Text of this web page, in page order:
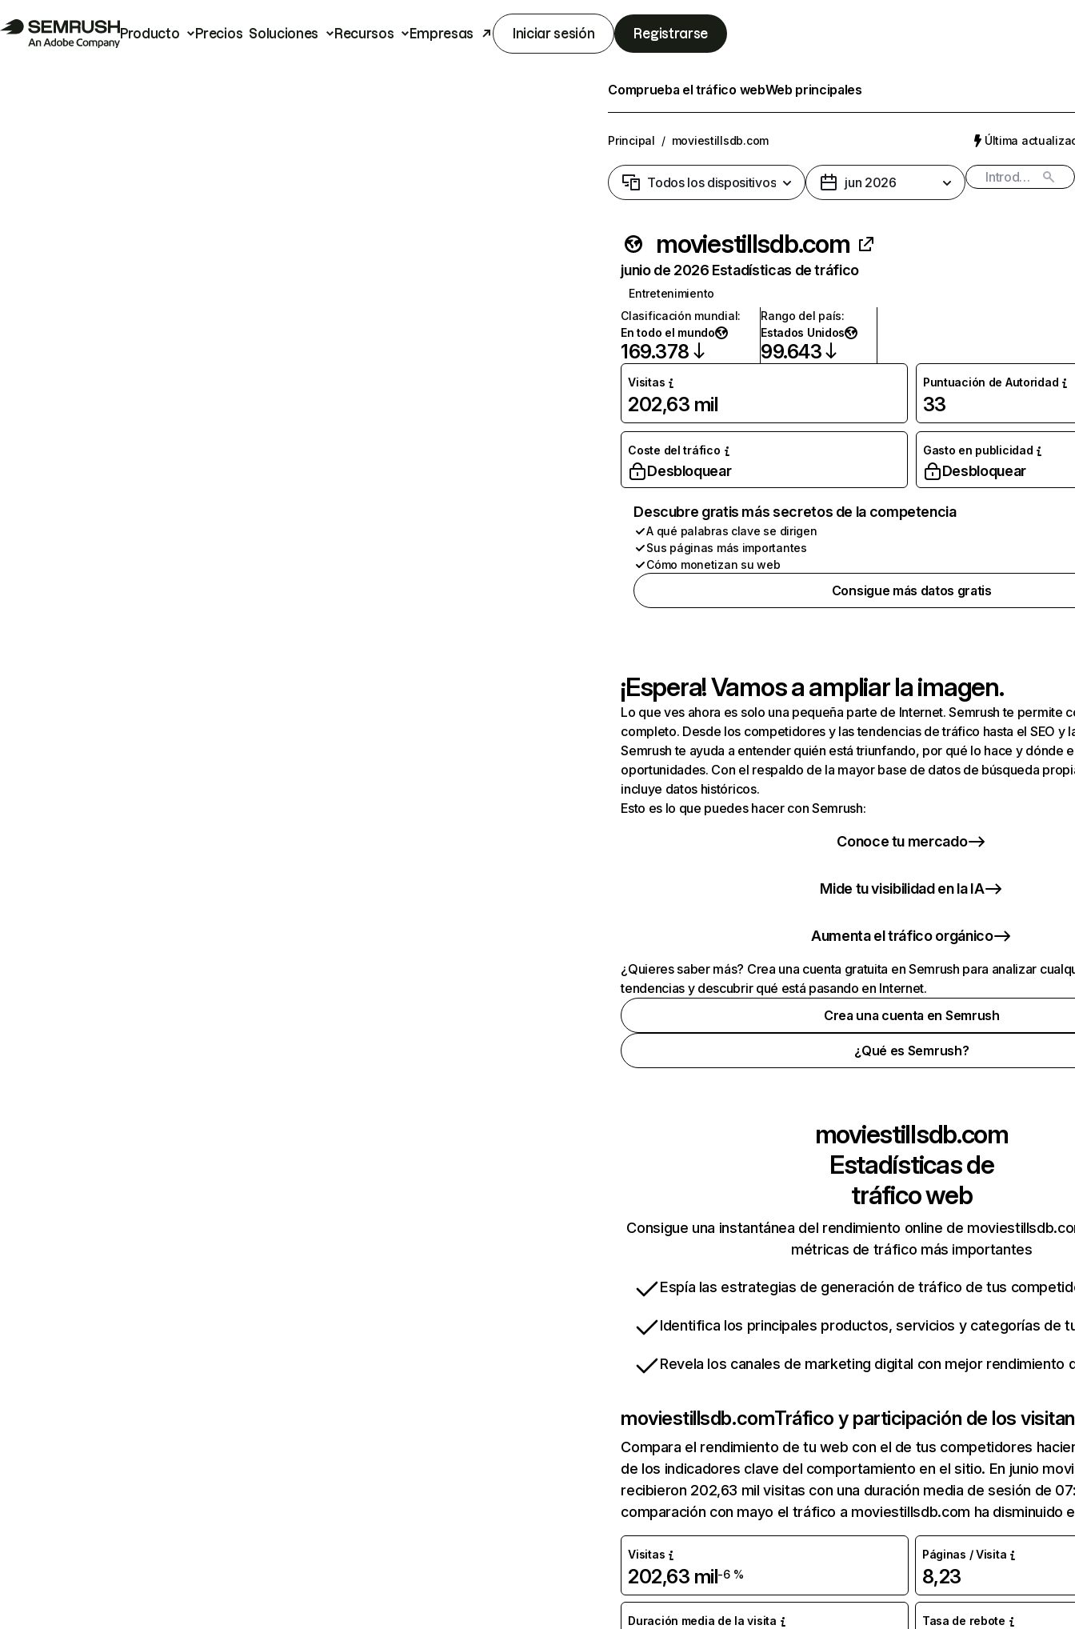
Producto Precios Soluciones Recursos Empresas Iniciar sesión Registrarse
Comprueba el tráfico webWeb principales
Principal / moviestillsdb.com Última
Todos los dispositivos jun 2026
moviestillsdb.com
junio de 2026 Estadísticas de tráfico
Entretenimiento
Clasificación mundial:
En todo el mundo
169.378
Rango del país:
Estados Unidos
99.643
Visitas
202,63 mil
Puntuación de Autoridad
33
Coste del tráfico
Desbloquear
Gasto en publicidad
Desbloquear
Descubre gratis más secretos de la competencia
A qué palabras clave se dirigen
Sus páginas más importantes
Cómo monetizan su web
Consigue más datos gratis
¡Espera! Vamos a ampliar la imagen.
Lo que ves ahora es solo una pequeña parte de Internet. Semrush te permite
completo. Desde los competidores y las tendencias de tráfico hasta el SEO y
Semrush te ayuda a entender quién está triunfando, por qué lo hace y dónde
oportunidades. Con el respaldo de la mayor base de datos de búsqueda
incluye datos históricos.
Esto es lo que puedes hacer con Semrush:
Conoce tu mercado
Mide tu visibilidad en la IA
Aumenta el tráfico orgánico
¿Quieres saber más? Crea una cuenta gratuita en Semrush para analizar
tendencias y descubrir qué está pasando en Internet.
Crea una cuenta en Semrush
¿Qué es Semrush?
moviestillsdb.com
Estadísticas de
tráfico web
Consigue una instantánea del rendimiento online de
métricas de tráfico más importantes
Espía las estrategias de generación de tráfico de tus
Identifica los principales productos, servicios y categorías de
Revela los canales de marketing digital con mejor rendimiento
moviestillsdb.comTráfico y participación de los
Compara el rendimiento de tu web con el de tus competidores
de los indicadores clave del comportamiento en el sitio. En junio
recibieron 202,63 mil visitas con una duración media de sesión de
comparación con mayo el tráfico a moviestillsdb.com ha disminuido
Visitas
202,63 mil-6 %
Páginas / Visita
8,23
Duración media de la visita Tasa de rebote